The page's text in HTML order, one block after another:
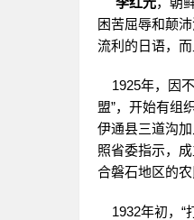
困苦屈辱和颠
流利的日语，而
1925年，因不
盟”，开始有组
伊通县三道沟
照省委指示，成
合磐石地区的
1932年初，“